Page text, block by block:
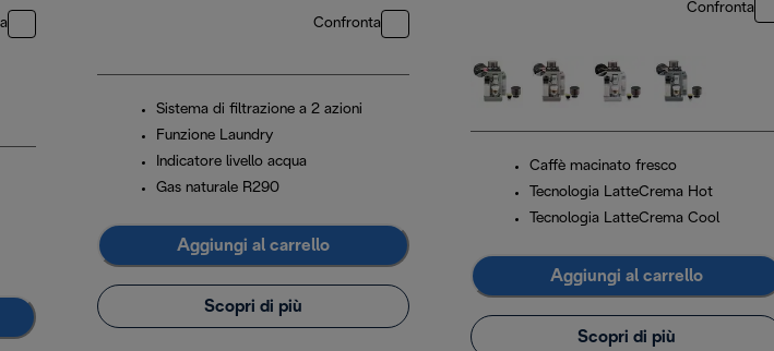
Confronta
Sistema di filtrazione a 2 azioni
Funzione Laundry
Indicatore livello acqua
Gas naturale R290
Aggiungi al carrello
Scopri di più
Confronta
Caffè macinato fresco
Tecnologia LatteCrema Hot
Tecnologia LatteCrema Cool
Aggiungi al carrello
Scopri di più